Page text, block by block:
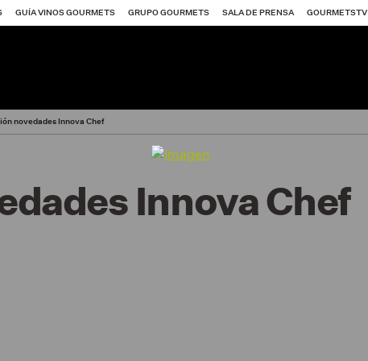
GUÍA VINOS GOURMETS GRUPO GOURMETS SALA DE PRENSA GOURMETSTV
novedades Innova Chef
Innova Chef